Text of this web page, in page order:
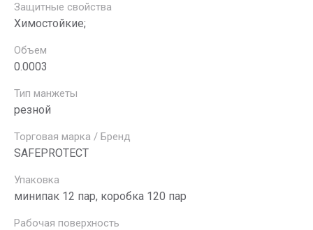
Защитные свойства
Химостойкие;
Объем
0.0003
Тип манжеты
резной
Торговая марка / Бренд
SAFEPROTECT
Упаковка
минипак 12 пар, коробка 120 пар
Рабочая поверхность